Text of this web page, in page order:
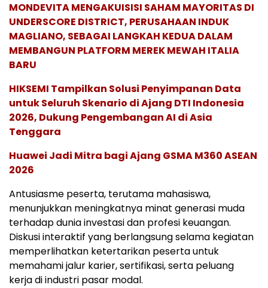
MONDEVITA MENGAKUISISI SAHAM MAYORITAS DI
UNDERSCORE DISTRICT, PERUSAHAAN INDUK
MAGLIANO, SEBAGAI LANGKAH KEDUA DALAM
MEMBANGUN PLATFORM MEREK MEWAH ITALIA
BARU
HIKSEMI Tampilkan Solusi Penyimpanan Data
untuk Seluruh Skenario di Ajang DTI Indonesia
2026, Dukung Pengembangan AI di Asia
Tenggara
Huawei Jadi Mitra bagi Ajang GSMA M360 ASEAN
2026
Antusiasme peserta, terutama mahasiswa,
menunjukkan meningkatnya minat generasi muda
terhadap dunia investasi dan profesi keuangan.
Diskusi interaktif yang berlangsung selama kegiatan
memperlihatkan ketertarikan peserta untuk
memahami jalur karier, sertifikasi, serta peluang
kerja di industri pasar modal.